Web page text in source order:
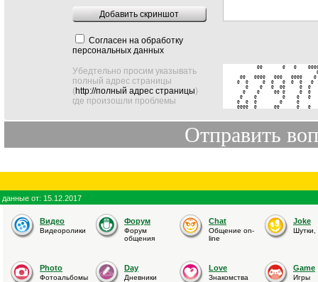
Добавить скриншот
Согласен на обработку
персональных данных
Убедтельно просим указывать
полный адрес страницы
(http://полный адрес страницы)
где произошли проблемы
@@       @   @
@@   @@@@   @@@   @@@@
@  @     @  @   @  @  @
@    @   @  @@     @  @
@    @     @@ @     @
@    @         @    @
@  @  @        @     @
@@@@  @      @@      @   @
данные от: 15.12.2017
Видео
Видеоролики
Форум
Форум
общения
Chat
Общение on-
line
Joke
Photo
Фотоальбомы
Day
Дневники
Love
Знакомства
Game
Игры